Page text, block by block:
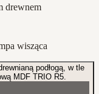
drewnem
wisząca